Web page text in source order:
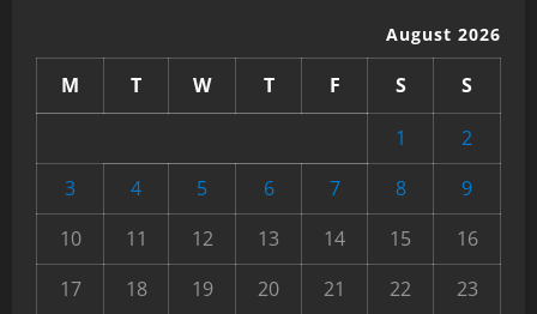
August 2026
M T W T F S
S
1
2
3
4 5 6 7 8
9
10
11 12 13 14 15
16
17
18 19 20 21 22 23